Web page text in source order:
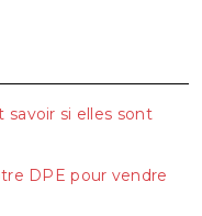
si elles sont
DPE pour vendre